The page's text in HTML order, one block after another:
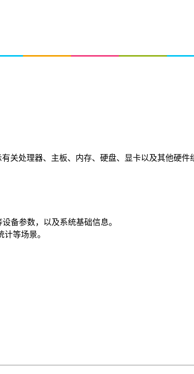
关处理器、主板、内存、硬盘、显卡以及其他硬件
备参数，以及系统基础信息。
等场景。